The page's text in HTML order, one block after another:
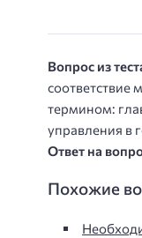
Вопрос из
соответствие
термином:
управления в
Ответ на
Похожие